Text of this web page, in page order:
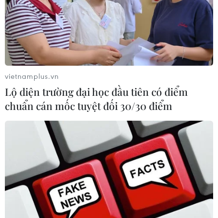
07/08/2026 13:06
Tháo gỡ dứt điểm vướng mắc hiện
hữu dự án Nhà máy điện hạt nhân
Ninh Thuận
07/08/2026 09:27
Masterise Homes đồng hành cùng
khách hàng trên toàn quốc với giải
pháp tài chính ưu việt
07/08/2026 08:39
Kho bạc Nhà nước: Thu ngân sách
đạt 1.896.176 tỷ đồng, bằng 74,96% dự
vietnamplus.vn
Lộ diện trường đại học đầu tiên có điểm
chuẩn cán mốc tuyệt đối 30/30 điểm